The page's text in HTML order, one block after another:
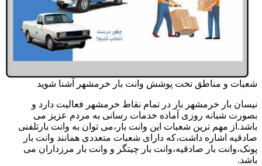
شعبات و مناطق تخت پوشش وانت بار خرمشهر آشنا شوید
نیسان بار خرمشهر بار در تمام نقاط خرمشهر فعالیت دارد و
بصورت شبانه روزی آماده خدمات رسانی به مردم عزیز می
باشد.از مهم ترین شعبات این وانت بار،می توان به وانت بارتلفنی
صادقیه اشاره داشت،که دارای شعبات متعددی همانند وانت بار
پونک،وانت بار صادقیه،وانت بار چیتگر و وانت بار مرزداران می
باشد.